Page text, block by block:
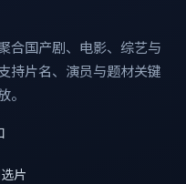
合国产剧、电影、综艺与
持片名、演员与题材关键
片